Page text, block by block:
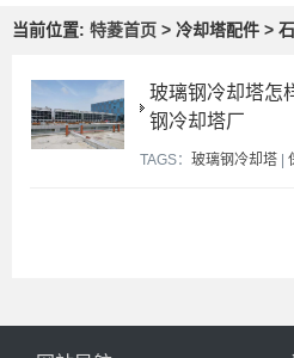
当前位置: 特菱首页 > 冷却塔配件 >
玻璃钢冷却塔怎
钢冷却塔厂
TAGS： 玻璃钢冷却塔 |